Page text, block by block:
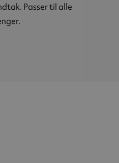
Passer til alle